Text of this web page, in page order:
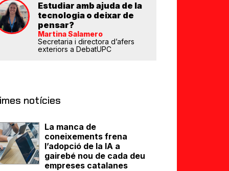
Estudiar amb ajuda de la
tecnologia o deixar de
pensar?
Martina Salamero
Secretaria i directora d’afers
exteriors a DebatUPC
notícies
La manca de
coneixements frena
l’adopció de la IA a
gairebé nou de cada deu
empreses catalanes